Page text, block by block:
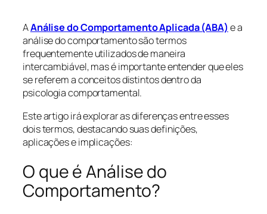
AAnálise do Comportamento Aplicada (ABA) e a
análise do comportamento são termos
frequentemente utilizados de maneira
intercambiável, mas é importante entender que eles
se referem a conceitos distintos dentro da
psicologia comportamental.
Este artigo irá explorar as diferenças entre esses
dois termos, destacando suas definições,
aplicações e implicações:
O que é Análise do
Comportamento?